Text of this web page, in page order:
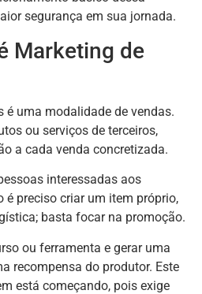
segurança em sua jornada.
Marketing de
é uma modalidade de vendas.
ou serviços de terceiros,
a cada venda concretizada.
interessadas aos
é preciso criar um item próprio,
basta focar na promoção.
ou ferramenta e gerar uma
recompensa do produtor. Este
está começando, pois exige